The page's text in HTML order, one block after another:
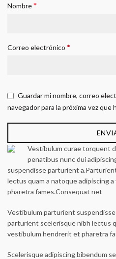
Nombre*
Correo electrónico *
Guardar mi nombre, correo
navegador para la próxima vez que
Vestibulum curae torquent
penatibus nunc dui
suspendisse parturient
lectus quam a natoque adipiscing
pharetra fames.Consequat net
Vestibulum parturient
parturient scelerisque nibh lectus
vestibulum hendrerit et pharetra
Scelerisque adipiscing bibendum